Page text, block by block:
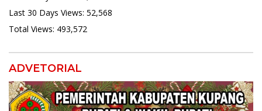
Last 30 Days Views: 52,568
Total Views: 493,572
ADVETORIAL